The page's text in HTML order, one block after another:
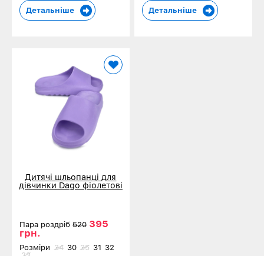
Детальніше Детальніше
Дитячі шльопанці для
дівчинки Dago фіолетові
027-15
Пара роздріб 520 395
грн.
Розміри 34 30 35 31 32